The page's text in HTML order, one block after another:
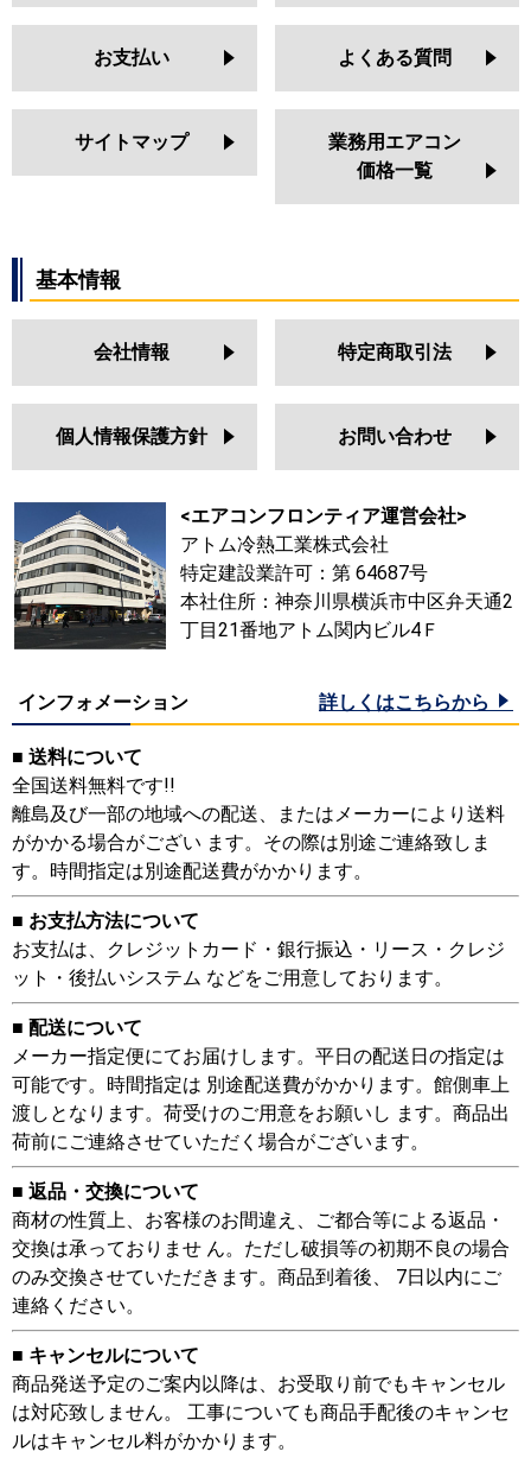
お支払い よくある質問
サイトマップ
業務用エアコン
価格一覧
基本情報
会社情報 特定商取引法
個人情報保護方針 お問い合わせ
<エアコンフロンティア運営会社>
アトム冷熱工業株式会社
特定建設業許可：第 64687号
本社住所：神奈川県横浜市中区弁天通2
丁目21番地アトム関内ビル4Ｆ
インフォメーション 詳しくはこちらから
■ 送料について
全国送料無料です!!
離島及び一部の地域への配送、またはメーカーにより送料
がかかる場合がござい ます。その際は別途ご連絡致しま
す。時間指定は別途配送費がかかります。
■ お支払方法について
お支払は、クレジットカード・銀行振込・リース・クレジ
ット・後払いシステム などをご用意しております。
■ 配送について
メーカー指定便にてお届けします。平日の配送日の指定は
可能です。時間指定は 別途配送費がかかります。館側車上
渡しとなります。荷受けのご用意をお願いし ます。商品出
荷前にご連絡させていただく場合がございます。
■ 返品・交換について
商材の性質上、お客様のお間違え、ご都合等による返品・
交換は承っておりませ ん。ただし破損等の初期不良の場合
のみ交換させていただきます。商品到着後、 7日以内にご
連絡ください。
■ キャンセルについて
商品発送予定のご案内以降は、お受取り前でもキャンセル
は対応致しません。 工事についても商品手配後のキャンセ
ルはキャンセル料がかかります。